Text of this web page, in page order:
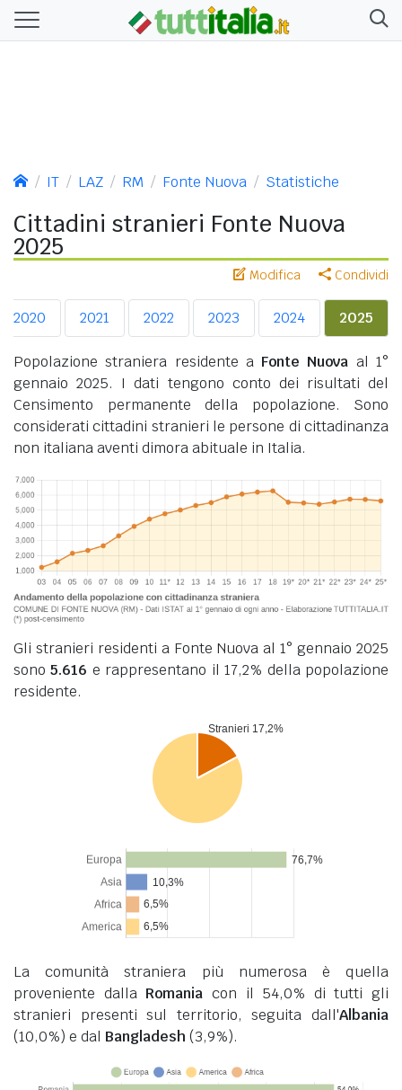
IT LAZ RM Fonte Nuova Statistiche
Cittadini stranieri Fonte Nuova
2025
Modifica Condividi
2020 2021 2022 2023 2024 2025
Popolazione straniera residente a Fonte Nuova al 1°
gennaio 2025. I dati tengono conto dei risultati del
Censimento permanente della popolazione. Sono
considerati cittadini stranieri le persone di cittadinanza
non italiana aventi dimora abituale in Italia.
Gli stranieri residenti a Fonte Nuova al 1° gennaio 2025
sono5.616 e rappresentano il 17,2% della popolazione
residente.
La comunità straniera più numerosa è quella
proveniente dalla Romania con il 54,0% di tutti gli
stranieri presenti sul territorio, seguita dall'Albania
(10,0%) e dal Bangladesh (3,9%).